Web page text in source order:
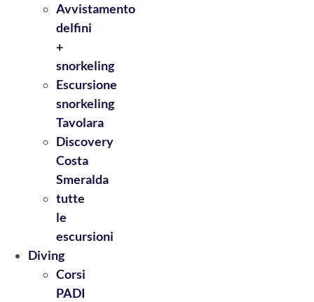
Avvistamento
delfini
+
snorkeling
Escursione
snorkeling
Tavolara
Discovery
Costa
Smeralda
tutte
le
escursioni
Diving
Corsi
PADI